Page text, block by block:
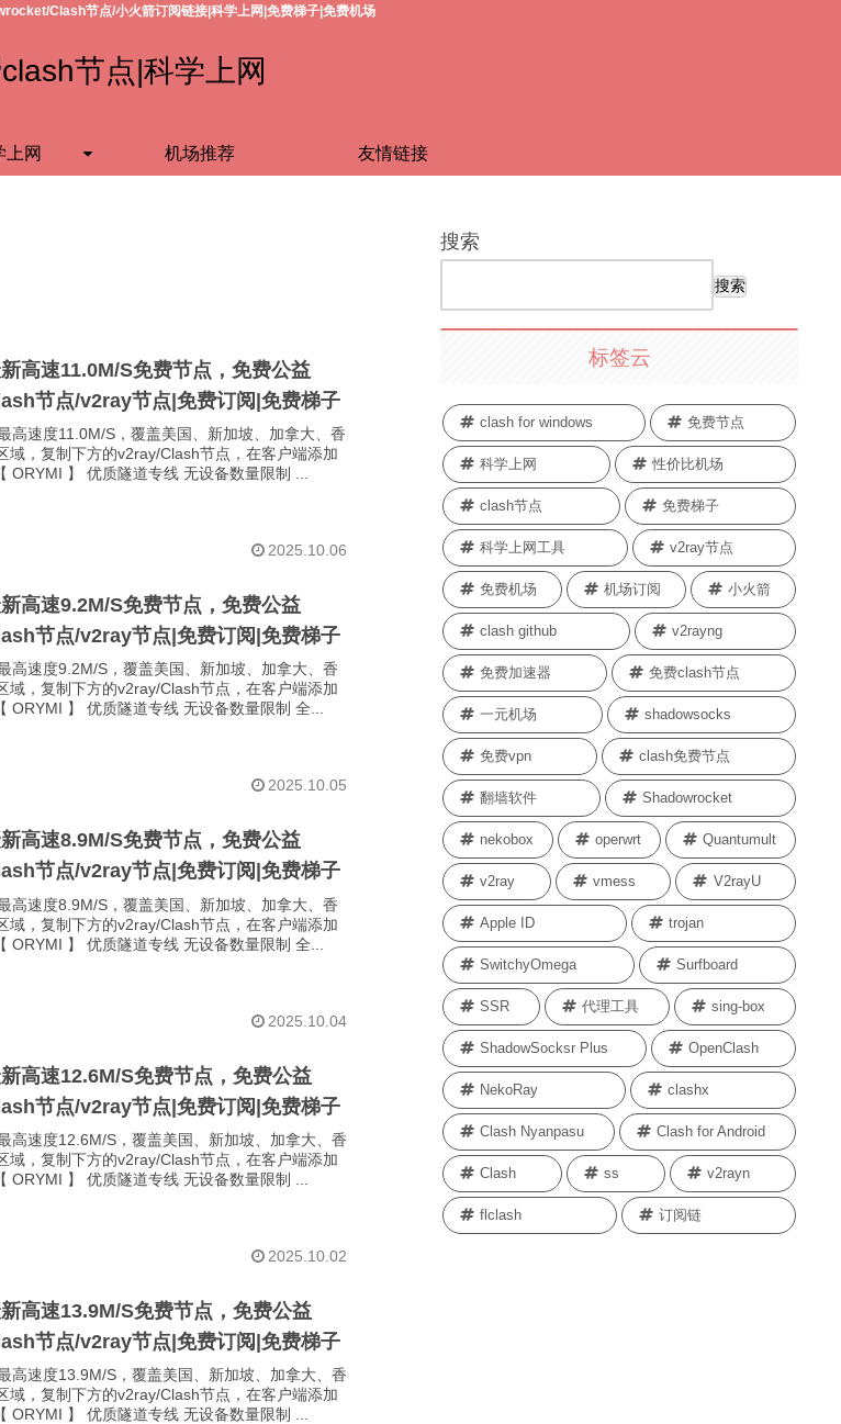
Clash节点/小火箭订阅链接|科学上网|免费梯子|免费机场
节点|科学上网
上网 机场推荐 友情链接
高速11.0M/S免费节点，免费公益
节点/v2ray节点|免费订阅|免费梯子
高速度11.0M/S，覆盖美国、新加坡、加拿大、香
域，复制下方的v2ray/Clash节点，在客户端添加
ORYMI 】 优质隧道专线 无设备数量限制 ...
2025.10.06
高速9.2M/S免费节点，免费公益
节点/v2ray节点|免费订阅|免费梯子
高速度9.2M/S，覆盖美国、新加坡、加拿大、香
域，复制下方的v2ray/Clash节点，在客户端添加
ORYMI 】 优质隧道专线 无设备数量限制 全...
2025.10.05
高速8.9M/S免费节点，免费公益
节点/v2ray节点|免费订阅|免费梯子
高速度8.9M/S，覆盖美国、新加坡、加拿大、香
域，复制下方的v2ray/Clash节点，在客户端添加
ORYMI 】 优质隧道专线 无设备数量限制 全...
2025.10.04
高速12.6M/S免费节点，免费公益
节点/v2ray节点|免费订阅|免费梯子
高速度12.6M/S，覆盖美国、新加坡、加拿大、香
域，复制下方的v2ray/Clash节点，在客户端添加
ORYMI 】 优质隧道专线 无设备数量限制 ...
2025.10.02
高速13.9M/S免费节点，免费公益
节点/v2ray节点|免费订阅|免费梯子
高速度13.9M/S，覆盖美国、新加坡、加拿大、香
域，复制下方的v2ray/Clash节点，在客户端添加
ORYMI 】 优质隧道专线 无设备数量限制 ...
搜索
搜索
标签云
clash for windows 免费节点
科学上网 性价比机场
clash节点 免费梯子
科学上网工具 v2ray节点
免费机场 机场订阅 小火箭
clash github v2rayng
免费加速器 免费clash节点
一元机场 shadowsocks
免费vpn clash免费节点
翻墙软件 Shadowrocket
nekobox operwrt Quantumult
v2ray vmess V2rayU
Apple ID trojan
SwitchyOmega Surfboard
SSR 代理工具 sing-box
ShadowSocksr Plus OpenClash
NekoRay clashx
Clash Nyanpasu Clash for Android
Clash ss v2rayn
flclash 订阅链